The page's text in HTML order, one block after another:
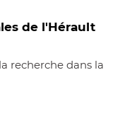
de l'Hérault
recherche dans la